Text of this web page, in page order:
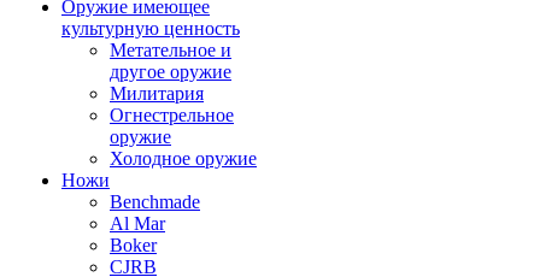
Оружие имеющее
культурную ценность
Метательное и
другое оружие
Милитария
Огнестрельное
оружие
Холодное оружие
Ножи
Benchmade
Al Mar
Boker
CJRB